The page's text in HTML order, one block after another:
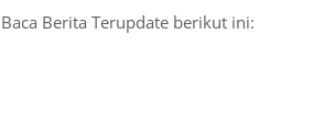
Baca Berita Terupdate berikut ini: